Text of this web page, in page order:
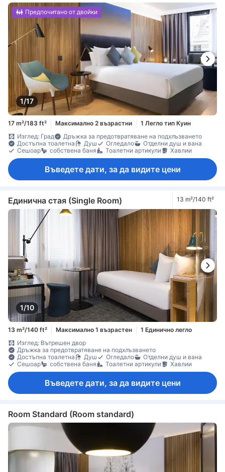
1/17
Предпочитано от двойки
17 m²/183 ft² Максимално 2 възрастни
1 Легло тип Куин
Изглед: Град
Дръжка за предотвратяване на подхлъзването
Достъпна тоалетна
Душ Огледало
Отделни душ и вана
Сешоар
собствена баня Тоалетни артикули Хавлии
Въведете дати, за да видите цени
Единична стая (Single Room) 13 m²/140 ft²
1/10
13 m²/140 ft² Максимално 1 възрастен
1 Единично легло
Изглед: Вътрешен двор
Дръжка за предотвратяване на подхлъзването
Достъпна тоалетна
Душ Огледало
Отделни душ и вана
Сешоар
собствена баня Тоалетни артикули Хавлии
Въведете дати, за да видите цени
Room Standard (Room standard)